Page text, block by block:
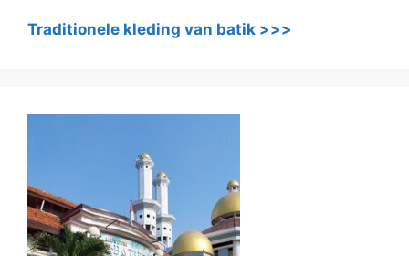
Traditionele kleding van batik >>>